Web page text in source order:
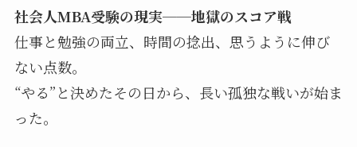
社会人MBA受験の現実──地獄のスコア戦
仕事と勉強の両立、時間の捻出、思うように伸び
ない点数。
“やる”と決めたその日から、長い孤独な戦いが始ま
った。